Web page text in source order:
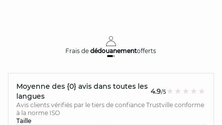
Frais dedédouanementofferts
Moyenne des {0} avis dans toutes les
langues
4.9/5
Avis clients vérifiés par le tiers de confiance Trustville conforme
à la norme ISO
Taille